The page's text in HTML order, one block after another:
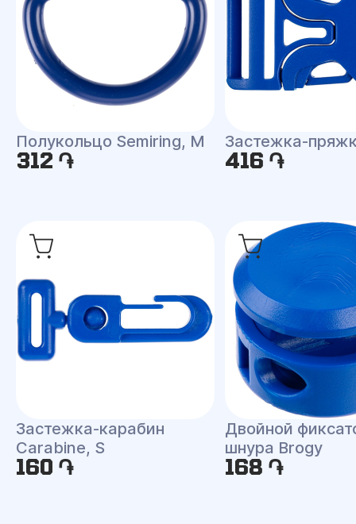
Полукольцо Semiring, М
312 ֏
Застежка-
416 ֏
Застежка-карабин
Carabine, S
160 ֏
Двойной
шнура Brogy
168 ֏